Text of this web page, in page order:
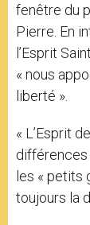
fenêtre du
Pierre. En
l’Esprit
« nous
liberté ».
« L’Esprit
différences
les « petits
toujours la